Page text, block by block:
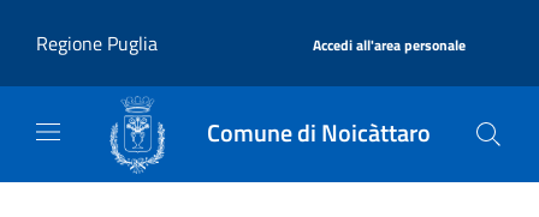
Regione Puglia
Accedi all'area personale
Comune di Noicàttaro